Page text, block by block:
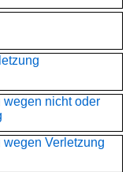
wegen nicht oder
Verletzung